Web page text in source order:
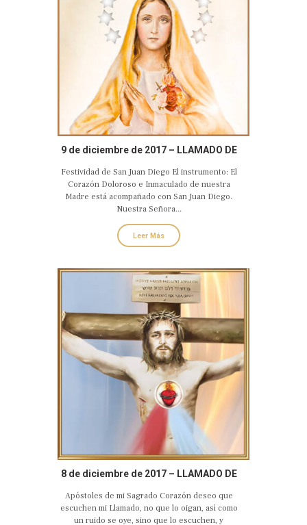
9 de diciembre de 2017 – LLAMADO DE
DOLOROSO E INMACULADO DE MARÍA
Festividad de San Juan Diego El instrumento: El
Corazón Doloroso e Inmaculado de nuestra
Madre está acompañado con San Juan Diego.
Nuestra Señora...
Leer Más
8 de diciembre de 2017 – LLAMADO DE
CORAZÓN EUCARÍSTICO DE JESÚS
Apóstoles de mi Sagrado Corazón deseo que
escuchen mi Llamado, no que lo oigan, así como
un ruido se oye, sino que lo escuchen, y